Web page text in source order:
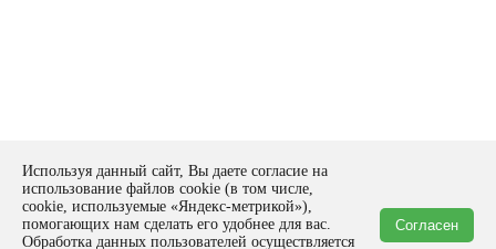
Политика конфиденциальности
Оставить заявку
form
Спасибо!
Используя данный сайт, Вы даете согласие на
использование файлов cookie (в том числе,
cookie, используемые «Яндекс-метрикой»),
помогающих нам сделать его удобнее для вас.
Обработка данных пользователей осуществляется
Согласен